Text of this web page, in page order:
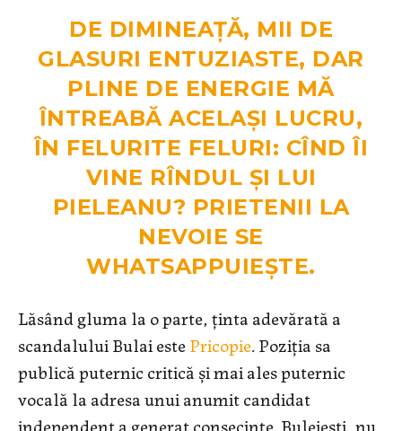
DE DIMINEAȚĂ, MII DE
GLASURI ENTUZIASTE, DAR
PLINE DE ENERGIE MĂ
ÎNTREABĂ ACELAȘI LUCRU,
ÎN FELURITE FELURI: CÎND ÎI
VINE RÎNDUL ȘI LUI
PIELEANU? PRIETENII LA
NEVOIE SE
WHATSAPPUIEȘTE.
Lăsând gluma la o parte, ținta adevărată a
scandalului Bulai estePricopie. Poziția sa
publică puternic critică și mai ales puternic
vocală la adresa unui anumit candidat
independent a generat consecințe. Buleiești, nu